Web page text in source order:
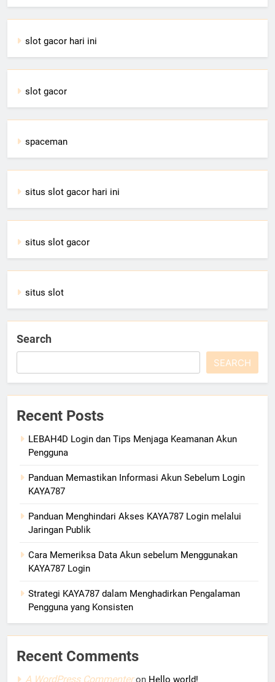
slot gacor hari ini
slot gacor
spaceman
situs slot gacor hari ini
situs slot gacor
situs slot
Search
SEARCH
Recent Posts
LEBAH4D Login dan Tips Menjaga Keamanan Akun
Pengguna
Panduan Memastikan Informasi Akun Sebelum Login
KAYA787
Panduan Menghindari Akses KAYA787 Login melalui
Jaringan Publik
Cara Memeriksa Data Akun sebelum Menggunakan
KAYA787 Login
Strategi KAYA787 dalam Menghadirkan Pengalaman
Pengguna yang Konsisten
Recent Comments
A WordPress Commenteron Hello world!